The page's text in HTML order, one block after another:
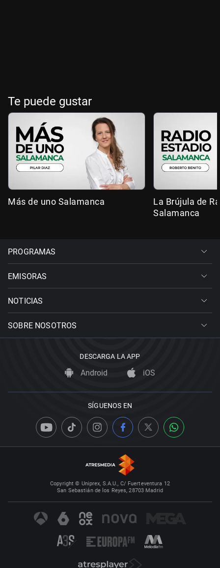
Te puede gustar
Más de uno Salamanca
La Brújula de
Salamanca
PROGRAMAS
EMISORAS
NOTICIAS
SOBRE NOSOTROS
DESCARGA LA APP
Android iOS
SÍGUENOS EN
Copyright © Uniprex, S.A.U., C/ Fuerteventura 12
San Sebastián de los Reyes, 28703 Madrid